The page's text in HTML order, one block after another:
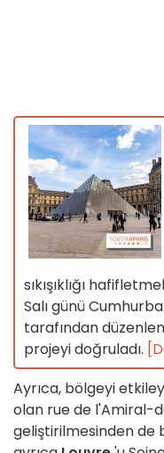
sıkışıklığı
Salı günü
tarafından
projeyi doğruladı.
Ayrıca, bölgeyi
olan rue de l'Amiral-
geliştirilmesinden de